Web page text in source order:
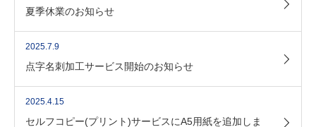
夏季休業のお知らせ
2025.7.9
点字名刺加工サービス開始のお知らせ
2025.4.15
セルフコピー(プリント)サービスにA5用紙を追加しま